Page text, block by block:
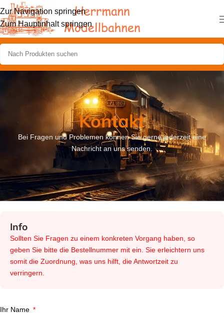
Zur Navigation springen
Zum Hauptinhalt springen
Kontakt
Bei Fragen und Problemen können Sie gerne jederzeit eine
Nachricht anunssenden.
Info
Sollten Sie Fragen zu einem konkreten Vorgang haben, so
geben Sie bitte die Bestellnummer mit ein. Sie erleichtern uns
somit die Zuordnung, was uns hilft, die Antwortzeit zu
verringern.
Ihr Name